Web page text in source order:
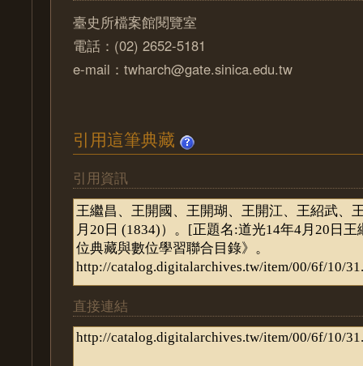
臺史所檔案館閱覽室
電話：(02) 2652-5181
e-mail：twharch@gate.sinica.edu.tw
引用這筆典藏
引用資訊
直接連結